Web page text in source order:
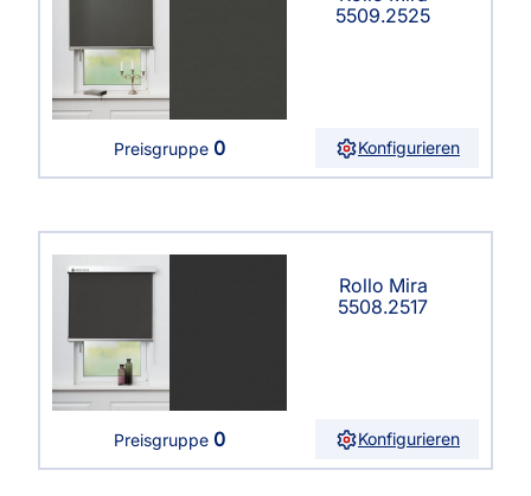
5509.2525
Preisgruppe 0 Konfigurieren
Rollo Mira
5508.2517
Preisgruppe 0 Konfigurieren